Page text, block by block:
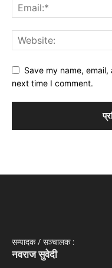
Save my name,
next time I comment.
सम्पादक / सञ्‍चालक :
नवराज सुवेदी